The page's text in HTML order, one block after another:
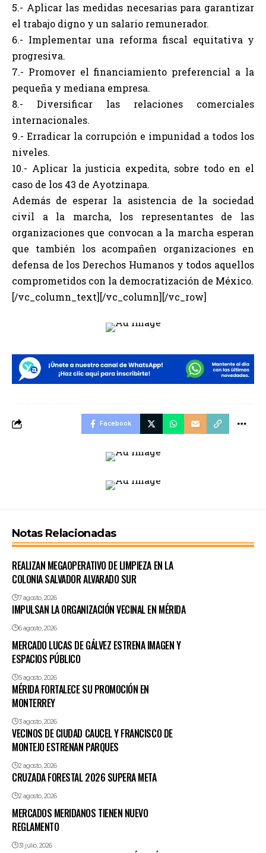
5.- Aplicar las medidas necesarias para garantizar
el trabajo digno y un salario remunerador.
6.- Implementar una reforma fiscal equitativa y
progresiva.
7.- Promover el financiamiento preferencial a la
pequeña y mediana empresa.
8.- Diversificar las relaciones comerciales
internacionales.
9.- Erradicar la corrupción e impunidad a todos los
niveles.
10.- Aplicar la justicia expedita, sobre todo en el
caso de los 43 de Ayotzinapa.
Además de esperar la asistencia de la sociedad
civil a la marcha, los representantes de las
organizaciones que convocan a la marcha esperan
que también los acompañen organizaciones en
defensa de los Derechos Humanos y todos aquellos
comprometidos con la democratización de México.
[/vc_column_text][/vc_column][/vc_row]
Facebook
Notas Relacionadas
REALIZAN MEGAOPERATIVO DE LIMPIEZA EN LA
COLONIA SALVADOR ALVARADO SUR
7 agosto, 2026
IMPULSAN LA ORGANIZACIÓN VECINAL EN MÉRIDA
6 agosto, 2026
MERCADO LUCAS DE GÁLVEZ ESTRENA IMAGEN Y
ESPACIOS PÚBLICO
5 agosto, 2026
MÉRIDA FORTALECE SU PROMOCIÓN EN
MONTERREY
3 agosto, 2026
VECINOS DE CIUDAD CAUCEL Y FRANCISCO DE
MONTEJO ESTRENAN PARQUES
2 agosto, 2026
CRUZADA FORESTAL 2026 SUPERA META
2 agosto, 2026
MERCADOS MERIDANOS TIENEN NUEVO
REGLAMENTO
31 julio, 2026